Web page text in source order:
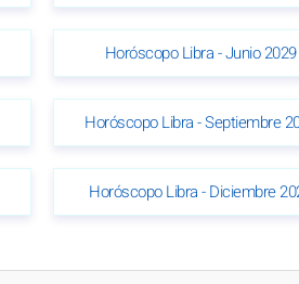
Horóscopo Libra - Junio 2029
Horóscopo Libra - Septiembre
Horóscopo Libra - Diciembre